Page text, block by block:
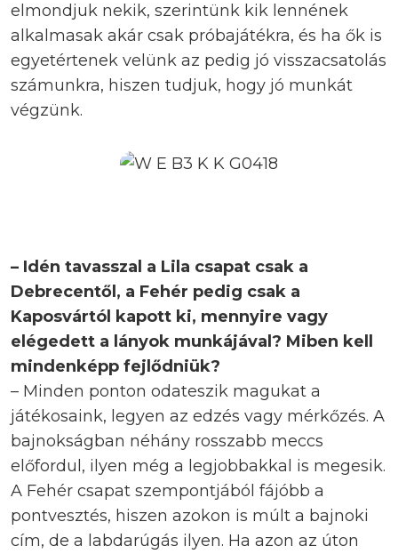
elmondjuk nekik, szerintünk kik lennének
alkalmasak akár csak próbajátékra, és ha ők is
egyetértenek velünk az pedig jó visszacsatolás
számunkra, hiszen tudjuk, hogy jó munkát
végzünk.
– Idén tavasszal a Lila csapat csak a
Debrecentől, a Fehér pedig csak a
Kaposvártól kapott ki, mennyire vagy
elégedett a lányok munkájával? Miben kell
mindenképp fejlődniük?
– Minden ponton odateszik magukat a
játékosaink, legyen az edzés vagy mérkőzés. A
bajnokságban néhány rosszabb meccs
előfordul, ilyen még a legjobbakkal is megesik.
A Fehér csapat szempontjából fájóbb a
pontvesztés, hiszen azokon is múlt a bajnoki
cím, de a labdarúgás ilyen. Ha azon az úton